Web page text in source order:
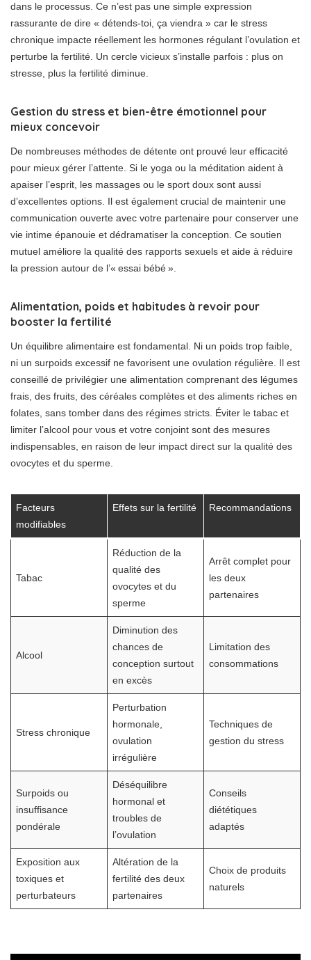
dans le processus. Ce n’est pas une simple expression
rassurante de dire « détends-toi, ça viendra » car le stress
chronique impacte réellement les hormones régulant l’ovulation et
perturbe la fertilité. Un cercle vicieux s’installe parfois : plus on
stresse, plus la fertilité diminue.
Gestion du stress et bien-être émotionnel pour
mieux concevoir
De nombreuses méthodes de détente ont prouvé leur efficacité
pour mieux gérer l’attente. Si le yoga ou la méditation aident à
apaiser l’esprit, les massages ou le sport doux sont aussi
d’excellentes options. Il est également crucial de maintenir une
communication ouverte avec votre partenaire pour conserver une
vie intime épanouie et dédramatiser la conception. Ce soutien
mutuel améliore la qualité des rapports sexuels et aide à réduire
la pression autour de l’« essai bébé ».
Alimentation, poids et habitudes à revoir pour
booster la fertilité
Un équilibre alimentaire est fondamental. Ni un poids trop faible,
ni un surpoids excessif ne favorisent une ovulation régulière. Il est
conseillé de privilégier une alimentation comprenant des légumes
frais, des fruits, des céréales complètes et des aliments riches en
folates, sans tomber dans des régimes stricts. Éviter le tabac et
limiter l’alcool pour vous et votre conjoint sont des mesures
indispensables, en raison de leur impact direct sur la qualité des
ovocytes et du sperme.
Facteurs
modifiables
Effets sur la fertilité Recommandations
Tabac
Réduction de la
qualité des
ovocytes et du
sperme
Arrêt complet pour
les deux
partenaires
Alcool
Diminution des
chances de
conception surtout
en excès
Limitation des
consommations
Stress chronique
Perturbation
hormonale,
ovulation
irrégulière
Techniques de
gestion du stress
Surpoids ou
insuffisance
pondérale
Déséquilibre
hormonal et
troubles de
l’ovulation
Conseils
diététiques
adaptés
Exposition aux
toxiques et
perturbateurs
Altération de la
fertilité des deux
partenaires
Choix de produits
naturels